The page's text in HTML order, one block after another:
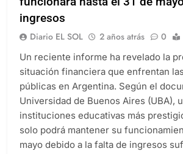
ingresos
Diario EL SOL 2 años atrás 0
Un reciente informe ha revelado la
situación financiera que enfrentan
públicas en Argentina. Según el
Universidad de Buenos Aires (UBA),
instituciones educativas más
solo podrá mantener su
mayo debido a la falta de ingresos